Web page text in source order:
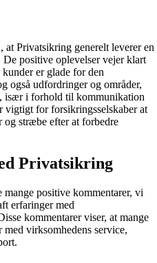
at Privatsikring generelt leverer en
positive oplevelser vejer klart
er glade for den
også udfordringer og områder,
især i forhold til kommunikation
vigtigt for forsikringsselskaber at
stræbe efter at forbedre
Privatsikring
positive kommentarer, vi
erfaringer med
kommentarer viser, at mange
med virksomhedens service,